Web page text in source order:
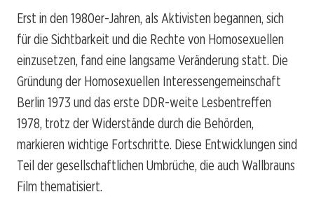
Erst in den 1980er-Jahren, als Aktivisten begannen, sich
für die Sichtbarkeit und die Rechte von Homosexuellen
einzusetzen, fand eine langsame Veränderung statt. Die
Gründung der Homosexuellen Interessengemeinschaft
Berlin 1973 und das erste DDR-weite Lesbentreffen
1978, trotz der Widerstände durch die Behörden,
markieren wichtige Fortschritte. Diese Entwicklungen sind
Teil der gesellschaftlichen Umbrüche, die auch Wallbrauns
Film thematisiert.